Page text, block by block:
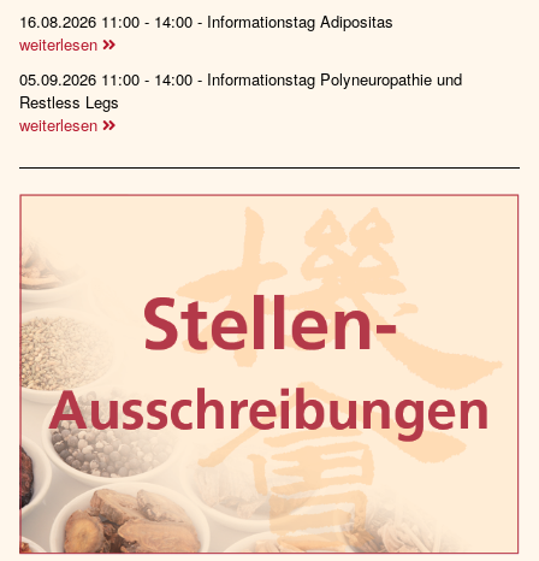
16.08.2026 11:00 - 14:00 - Informationstag Adipositas
weiterlesen
05.09.2026 11:00 - 14:00 - Informationstag Polyneuropathie und
Restless Legs
weiterlesen